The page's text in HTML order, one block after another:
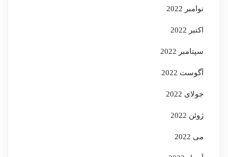
نوامبر 2022
اکتبر 2022
سپتامبر 2022
آگوست 2022
جولای 2022
ژوئن 2022
می 2022